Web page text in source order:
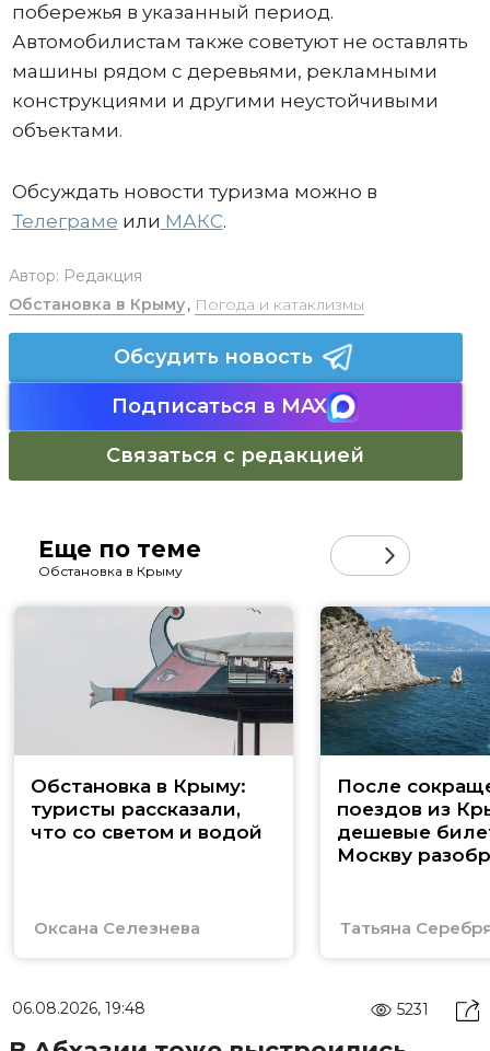
побережья в указанный период.
Автомобилистам также советуют не оставлять
машины рядом с деревьями, рекламными
конструкциями и другими неустойчивыми
объектами.
Обсуждать новости туризма можно в
Телеграме или МАКС.
Автор: Редакция
Обстановка в Крыму, Погода и катаклизмы
Обсудить новость
Подписаться в MAX
Связаться с редакцией
Еще по теме
Обстановка в Крыму
Обстановка в Крыму:
туристы рассказали,
что со светом и водой
Оксана Селезнева
После
поездов из
дешевые
Москву
Татьяна
06.08.2026, 19:48 5231